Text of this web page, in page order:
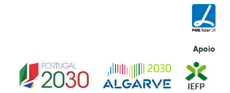
Apoio